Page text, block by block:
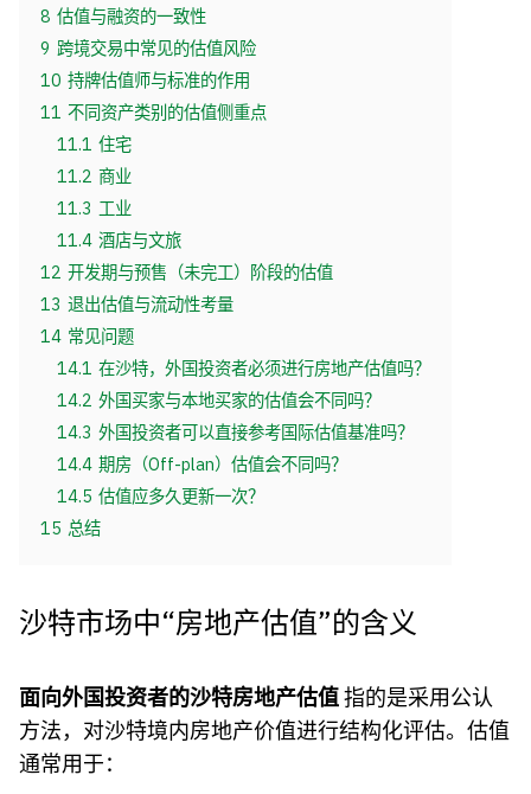
8 估值与融资的一致性
9 跨境交易中常见的估值风险
10 持牌估值师与标准的作用
11 不同资产类别的估值侧重点
11.1 住宅
11.2 商业
11.3 工业
11.4 酒店与文旅
12 开发期与预售（未完工）阶段的估值
13 退出估值与流动性考量
14 常见问题
14.1 在沙特，外国投资者必须进行房地产估值吗？
14.2 外国买家与本地买家的估值会不同吗？
14.3 外国投资者可以直接参考国际估值基准吗？
14.4 期房（Off-plan）估值会不同吗？
14.5 估值应多久更新一次？
15 总结
沙特市场中“房地产估值”的含义
面向外国投资者的沙特房地产估值指的是采用公认
方法，对沙特境内房地产价值进行结构化评估。估值
通常用于：